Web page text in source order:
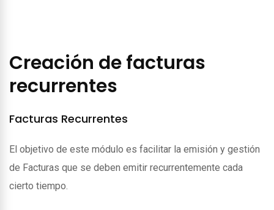
Creación de facturas
recurrentes
Facturas Recurrentes
El objetivo de este módulo es facilitar la emisión y gestión
de Facturas que se deben emitir recurrentemente cada
cierto tiempo.